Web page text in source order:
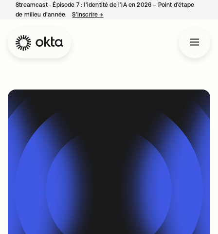
Streamcast ‑ Épisode 7 : l’identité de l’IA en 2026 – Point d’étape
de milieu d’année.
S’inscrire→